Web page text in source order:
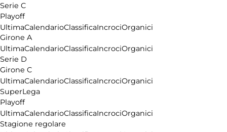
Serie C
Playoff
UltimaCalendarioClassificaIncrociOrganici
Girone A
UltimaCalendarioClassificaIncrociOrganici
Serie D
Girone C
UltimaCalendarioClassificaIncrociOrganici
SuperLega
Playoff
UltimaCalendarioClassificaIncrociOrganici
Stagione regolare